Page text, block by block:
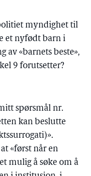
myndighet til
et nyfødt barn i
av «barnets beste»,
9 forutsetter?
spørsmål nr.
kan beslutte
«først når en
mulig å søke om å